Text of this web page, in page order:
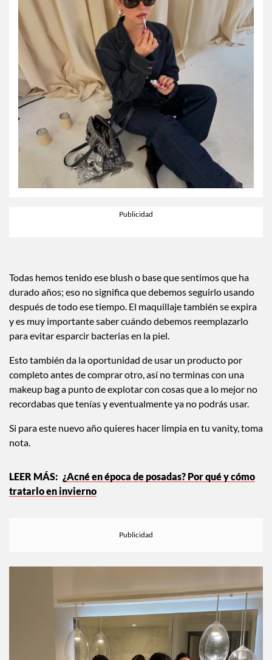
00:00Tiempo transcurrido: 0 segundos 00:36
Todas hemos tenido ese blush o base que sentimos que ha
durado años; eso no significa que debemos seguirlo usando
después de todo ese tiempo. El maquillaje también se expira
y es muy importante saber cuándo debemos reemplazarlo
para evitar esparcir bacterias en la piel.
Esto también da la oportunidad de usar un producto por
completo antes de comprar otro, así no terminas con una
makeup bag a punto de explotar con cosas que a lo mejor no
Si para este nuevo año quieres hacer limpia en tu vanity, toma
nota.